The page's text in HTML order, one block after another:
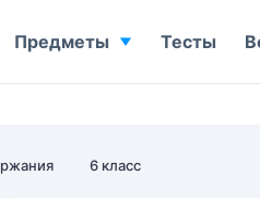
6 класс
Предметы Тесты